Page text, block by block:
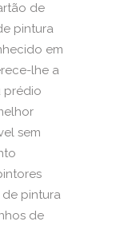
de
pintura
em
lhe a
prédio
sem
pintura
de